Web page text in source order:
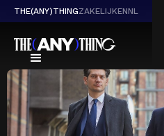
THE(ANY)THINGZAKELIJKENNL